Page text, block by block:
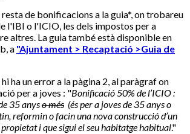
de bonificacions a la guia*, on trobareu
l'IBI o l'ICIO, les dels impostos per a
altres. La guia també està disponible en
a "Ajuntament > Recaptació >Guia de
ha un error a la pàgina 2, al paràgraf on
per a joves : "Bonificació 50% de l’ICIO :
35 anyso més (és per a joves de 35 anys o
reformin o facin una nova construcció d’un
i que sigui el seu habitatge habitual."